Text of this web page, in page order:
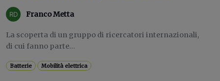
Franco Metta
La scoperta di un gruppo di ricercatori internazionali,
di cui fanno parte...
Batterie Mobilità elettrica